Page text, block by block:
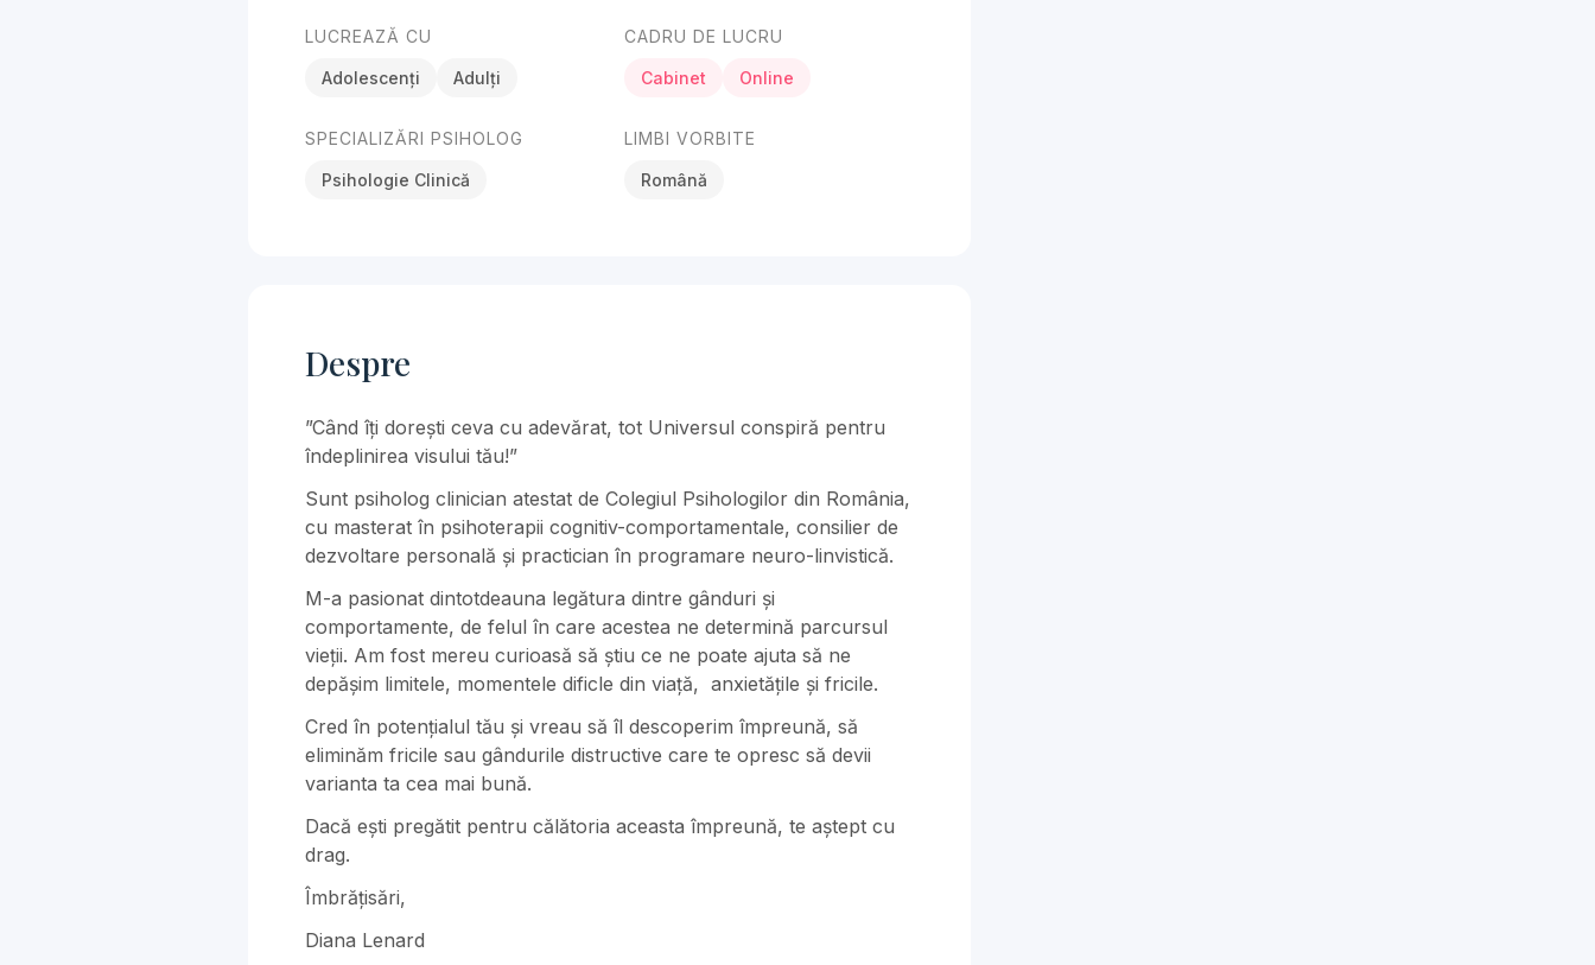
LUCREAZĂ CU
Adolescenți Adulți
CADRU DE LUCRU
Cabinet Online
SPECIALIZĂRI PSIHOLOG
Psihologie Clinică
LIMBI VORBITE
Română
Despre
”Când îți dorești ceva cu adevărat, tot Universul conspiră pentru
îndeplinirea visului tău!”
Sunt psiholog clinician atestat de Colegiul Psihologilor din România,
cu masterat în psihoterapii cognitiv-comportamentale, consilier de
dezvoltare personală și practician în programare neuro-linvistică.
M-a pasionat dintotdeauna legătura dintre gânduri și
comportamente, de felul în care acestea ne determină parcursul
vieții. Am fost mereu curioasă să știu ce ne poate ajuta să ne
depășim limitele, momentele dificle din viață, anxietățile și fricile.
Cred în potențialul tău și vreau să îl descoperim împreună, să
eliminăm fricile sau gândurile distructive care te opresc să devii
varianta ta cea mai bună.
Dacă ești pregătit pentru călătoria aceasta împreună, te aștept cu
drag.
Îmbrățisări,
Diana Lenard